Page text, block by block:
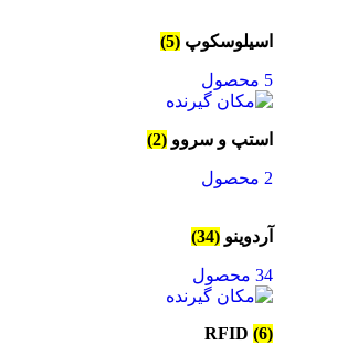
اسیلوسکوپ (5)
5 محصول
استپ و سروو (2)
2 محصول
آردوینو (34)
34 محصول
RFID (6)